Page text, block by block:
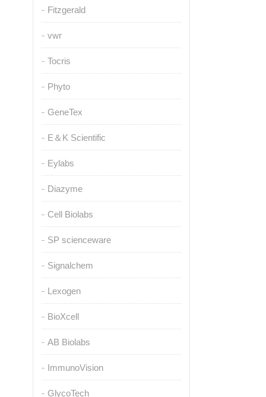
Fitzgerald
vwr
Tocris
Phyto
GeneTex
E＆K Scientific
Eylabs
Diazyme
Cell Biolabs
SP scienceware
Signalchem
Lexogen
BioXcell
AB Biolabs
ImmunoVision
GlycoTech